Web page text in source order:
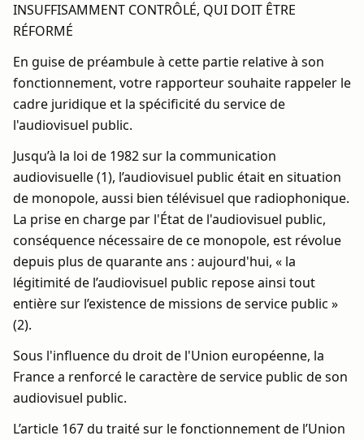
INSUFFISAMMENT CONTRÔLÉ, QUI DOIT ÊTRE
RÉFORMÉ
En guise de préambule à cette partie relative à son
fonctionnement, votre rapporteur souhaite rappeler le
cadre juridique et la spécificité du service de
l'audiovisuel public.
Jusqu’à la loi de 1982 sur la communication
audiovisuelle (1), l’audiovisuel public était en situation
de monopole, aussi bien télévisuel que radiophonique.
La prise en charge par l'État de l'audiovisuel public,
conséquence nécessaire de ce monopole, est révolue
depuis plus de quarante ans : aujourd'hui, « la
légitimité de l’audiovisuel public repose ainsi tout
entière sur l’existence de missions de service public »
(2).
Sous l'influence du droit de l'Union européenne, la
France a renforcé le caractère de service public de son
audiovisuel public.
L’article 167 du traité sur le fonctionnement de l’Union